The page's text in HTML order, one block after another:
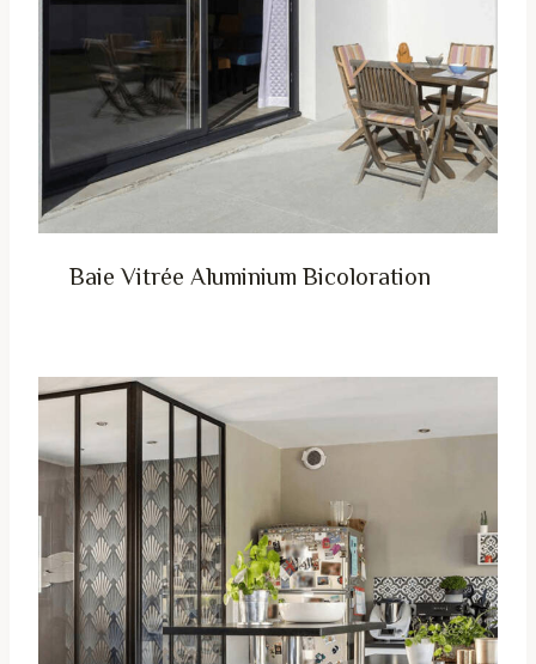
Baie Vitrée Aluminium Bicoloration